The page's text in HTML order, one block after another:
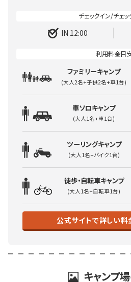
IN 12:00
ファミリーキャンプ
(大人2名+子供2名+車1台)
車ソロキャンプ
(大人1名+車1台)
ツーリングキャンプ
(大人1名+バイク1台)
徒歩・自転車キャンプ
(大人1名+自転車1台)
公式サイトで詳しい料
キャンプ